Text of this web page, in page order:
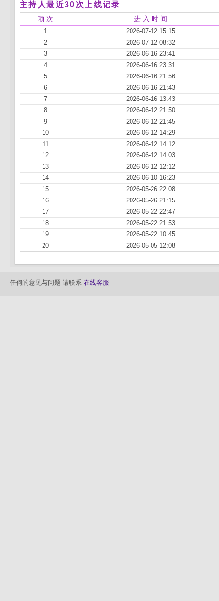
主持人最近30次上线记录
项 次 进 入 时 间
1
2026-07-12 15:15
2
2026-07-12 08:32
3
2026-06-16 23:41
4
2026-06-16 23:31
5
2026-06-16 21:56
6
2026-06-16 21:43
7
2026-06-16 13:43
8
2026-06-12 21:50
9
2026-06-12 21:45
10
2026-06-12 14:29
11
2026-06-12 14:12
12
2026-06-12 14:03
13
2026-06-12 12:12
14
2026-06-10 16:23
15
2026-05-26 22:08
16
2026-05-26 21:15
17
2026-05-22 22:47
18
2026-05-22 21:53
19
2026-05-22 10:45
20
2026-05-05 12:08
任何的意见与问题 请联系 在线客服